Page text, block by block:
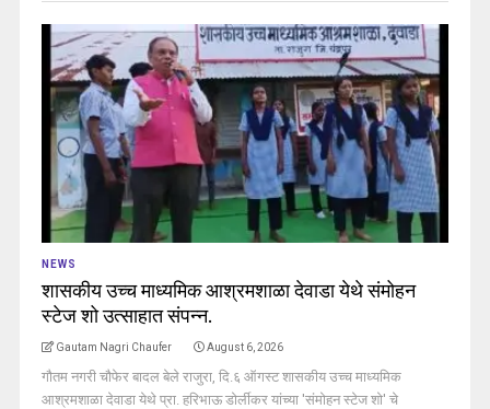
NEWS
शासकीय उच्च माध्यमिक आश्रमशाळा देवाडा येथे संमोहन
स्टेज शो उत्साहात संपन्न.
Gautam Nagri Chaufer August 6, 2026
गौतम नगरी चौफेर बादल बेले राजुरा, दि.६ ऑगस्ट शासकीय उच्च माध्यमिक
आश्रमशाळा देवाडा येथे प्रा. हरिभाऊ डोर्लीकर यांच्या 'संमोहन स्टेज शो' चे